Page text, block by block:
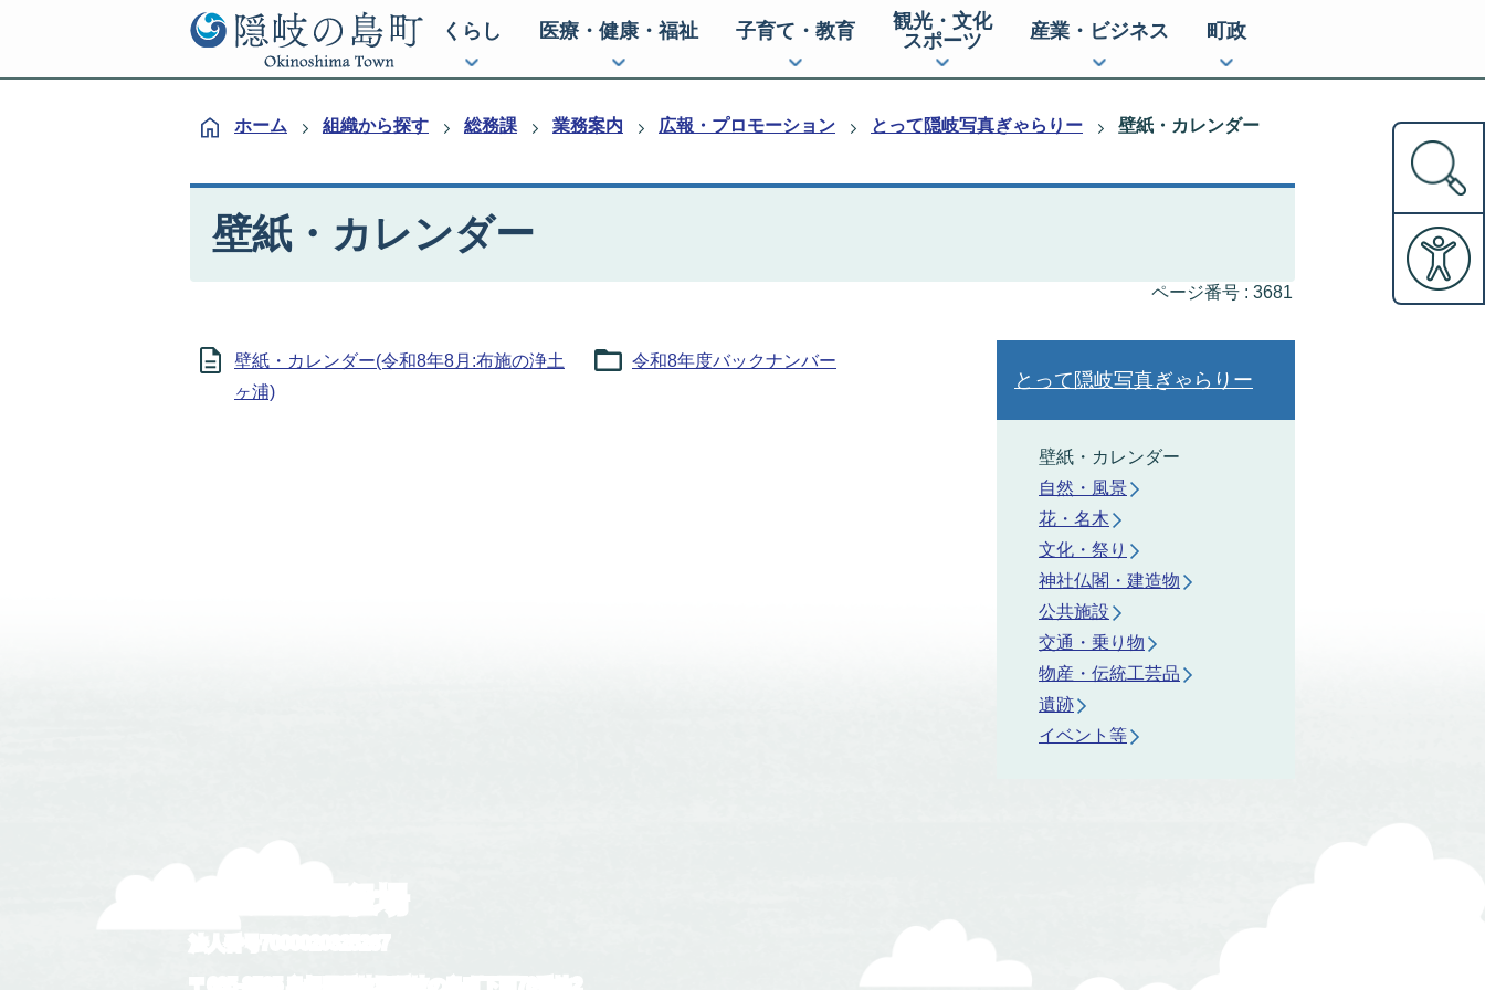
くらし 医療・健康・福祉 子育て・教育
観光・文化
スポーツ
産業・ビジネス 町政
ホーム 組織から探す 総務課 業務案内 広報・プロモーション とって隠岐写真ぎゃらりー 壁紙・カレンダー
壁紙・カレンダー
ページ番号 : 3681
壁紙・カレンダー(令和8年8月:布施の浄土
ヶ浦)
令和8年度バックナンバー
とって隠岐写真ぎゃらりー
壁紙・カレンダー
自然・風景
花・名木
文化・祭り
神社仏閣・建造物
公共施設
交通・乗り物
物産・伝統工芸品
遺跡
イベント等